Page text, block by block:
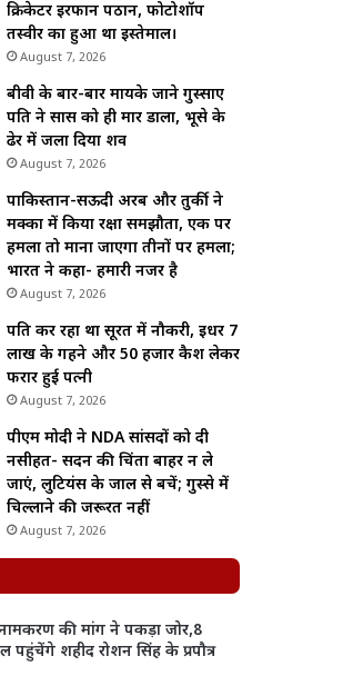
क्रिकेटर इरफान पठान, फोटोशॉप
तस्वीर का हुआ था इस्तेमाल।
August 7, 2026
बीवी के बार-बार मायके जाने गुस्साए
पति ने सास को ही मार डाला, भूसे के
ढेर में जला दिया शव
August 7, 2026
पाकिस्तान-सऊदी अरब और तुर्की ने
मक्का में किया रक्षा समझौता, एक पर
हमला तो माना जाएगा तीनों पर हमला;
भारत ने कहा- हमारी नजर है
August 7, 2026
पति कर रहा था सूरत में नौकरी, इधर 7
लाख के गहने और 50 हजार कैश लेकर
फरार हुई पत्नी
August 7, 2026
पीएम मोदी ने NDA सांसदों को दी
नसीहत- सदन की चिंता बाहर न ले
जाएं, लुटियंस के जाल से बचें; गुस्से में
चिल्लाने की जरूरत नहीं
August 7, 2026
की मांग ने पकड़ा जोर,8
पहुंचेंगे शहीद रोशन सिंह के प्रपौत्र